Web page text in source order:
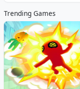
Trending Games